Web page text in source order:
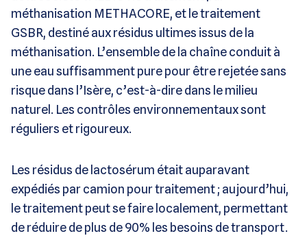
méthanisation METHACORE, et le traitement
GSBR, destiné aux résidus ultimes issus de la
méthanisation. L’ensemble de la chaîne conduit à
une eau suffisamment pure pour être rejetée sans
risque dans l’Isère, c’est-à-dire dans le milieu
naturel. Les contrôles environnementaux sont
réguliers et rigoureux.
Les résidus de lactosérum était auparavant
expédiés par camion pour traitement ; aujourd’hui,
le traitement peut se faire localement, permettant
de réduire de plus de 90% les besoins de transport.